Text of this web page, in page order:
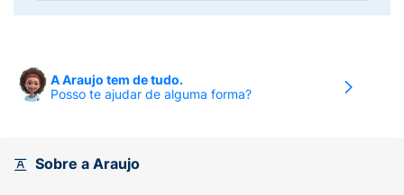
rápido
passos: Use o shampoo e o tônico capilar
para melhores resultados
enxágue
A Araujo tem de tudo.
Posso te ajudar de alguma forma?
Sobre a Araujo